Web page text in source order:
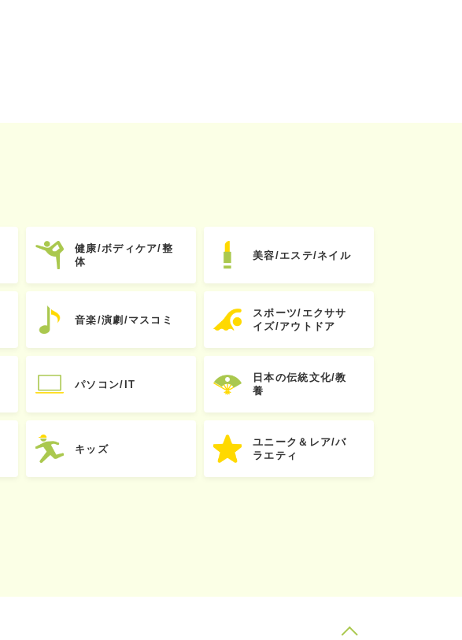
健康/ボディケア/整
体
美容/エステ/ネイル
音楽/演劇/マスコミ
スポーツ/エクササ
イズ/アウトドア
パソコン/IT
日本の伝統文化/教
養
キッズ
ユニーク＆レア/バ
ラエティ